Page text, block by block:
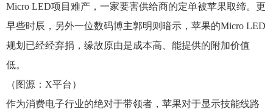
Micro LED项目难产，一家要害供给商的定单被苹果取缔。更
早些时辰，另外一位数码博主郭明则暗示，苹果的Micro LED
规划已经经弃捐，缘故原由是成本高、能提供的附加价值
低。
（图源：X平台）
作为消费电子行业的绝对于带领者，苹果对于显示技能线路